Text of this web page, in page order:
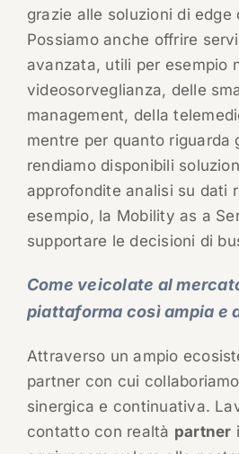
grazie alle soluzioni di edge
Possiamo anche offrire
avanzata, utili per esempio
videosorveglianza, delle
management, della
mentre per quanto riguarda
rendiamo disponibili
approfondite analisi su dati
esempio, la Mobility as a
supportare le decisioni di
Come veicolate al
piattaforma così ampia e
Attraverso un ampio
partner con cui
sinergica e continuativa.
contatto con realtà partner